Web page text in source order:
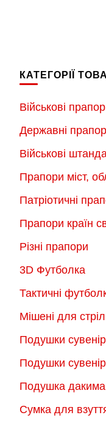
КАТЕГОРІЇ
Військові
Державні
Військові
Прапори міст,
Патріотичні
Прапори країн
Різні прапори
3D Футболка
Тактичні
Мішені для
Подушки
Подушки
Подушка
Сумка для